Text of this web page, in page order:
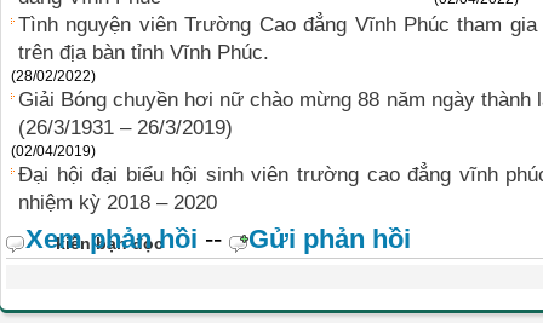
Tình nguyện viên Trường Cao đẳng Vĩnh Phúc tham
trên địa bàn tỉnh Vĩnh Phúc.
(28/02/2022)
Giải Bóng chuyền hơi nữ chào mừng 88 năm ngày thành
(26/3/1931 – 26/3/2019)
(02/04/2019)
Đại hội đại biểu hội sinh viên trường cao đẳng vĩnh
nhiệm kỳ 2018 – 2020
kiến bạn đọc
Xem phản hồi -- Gửi phản hồi